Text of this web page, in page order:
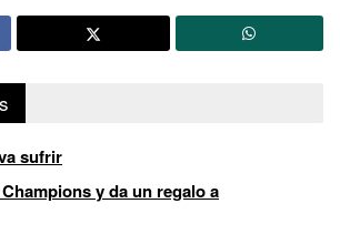
sufrir
y da un regalo a